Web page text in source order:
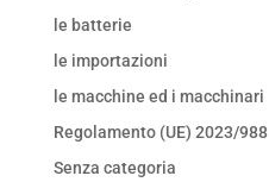
le batterie
le importazioni
le macchine ed i macchinari
Regolamento (UE) 2023/988
Senza categoria